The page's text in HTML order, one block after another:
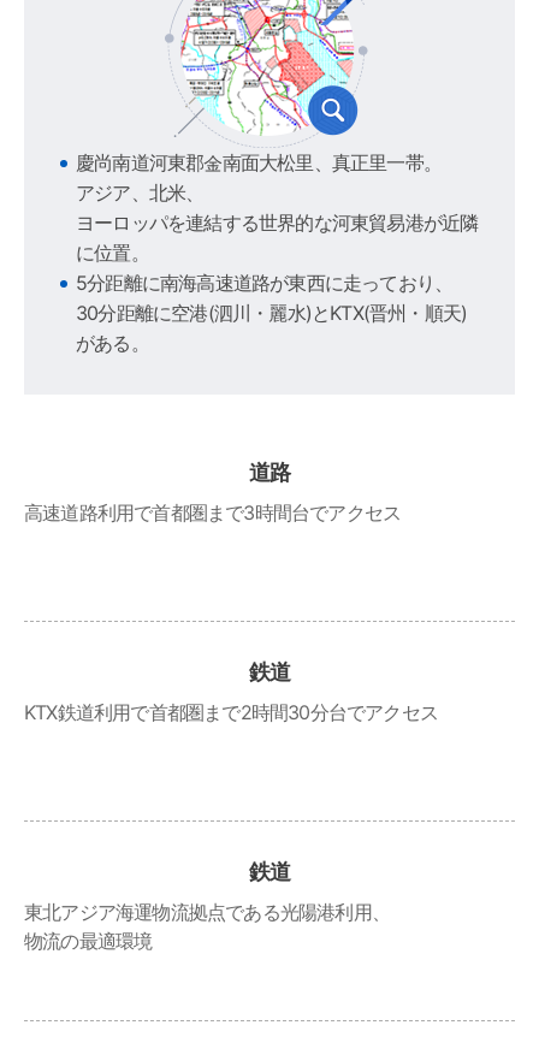
慶尚南道河東郡金南面大松里、真正里一帯。
アジア、北米、
ヨーロッパを連結する世界的な河東貿易港が近隣
に位置。
5分距離に南海高速道路が東西に走っており、
30分距離に空港(泗川・麗水)とKTX(晋州・順天)
がある。
道路
高速道路利用で首都圏まで3時間台でアクセス
鉄道
KTX鉄道利用で首都圏まで2時間30分台でアクセス
鉄道
東北アジア海運物流拠点である光陽港利用、
物流の最適環境